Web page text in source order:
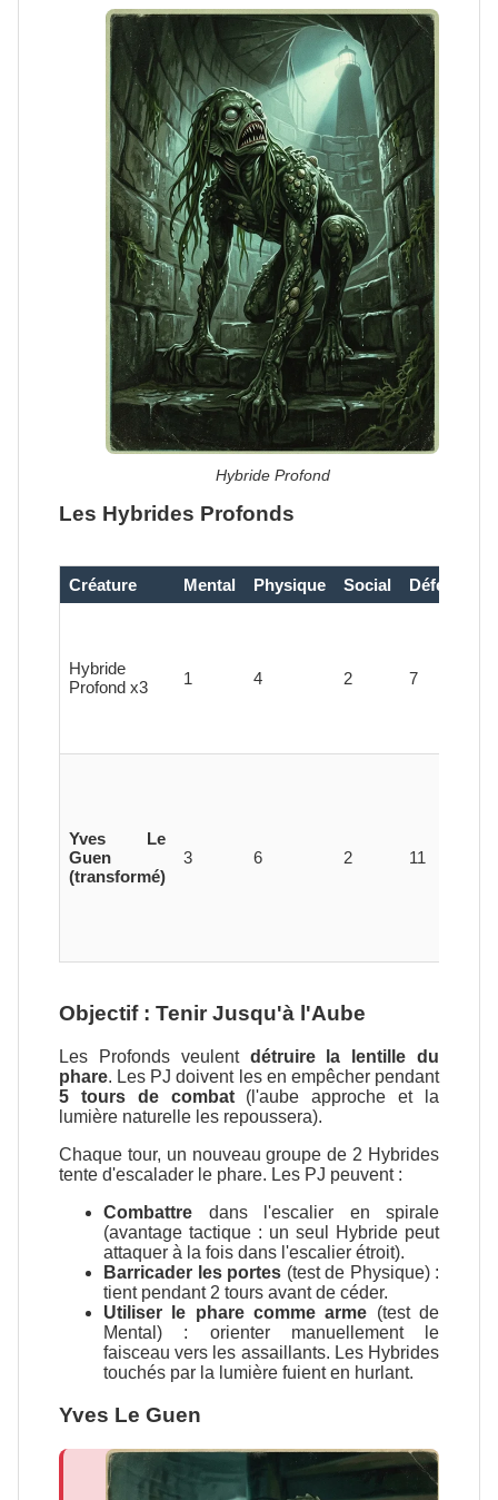
Hybride Profond
Les Hybrides Profonds
Créature Mental Physique Social Défense
Hybride
Profond x3
1 4 2 7
Yves Le
Guen
(transformé)
3 6 2 11
Objectif : Tenir Jusqu'à l'Aube
Les Profonds veulent détruire la lentille du
phare. Les PJ doivent les en empêcher pendant
5 tours de combat(l'aube approche et la
lumière naturelle les repoussera).
Chaque tour, un nouveau groupe de 2 Hybrides
tente d'escalader le phare. Les PJ peuvent :
Combattre dans l'escalier en spirale
(avantage tactique : un seul Hybride peut
attaquer à la fois dans l'escalier étroit).
Barricader les portes (test de Physique) :
tient pendant 2 tours avant de céder.
Utiliser le phare comme arme (test de
Mental) : orienter manuellement le
faisceau vers les assaillants. Les Hybrides
touchés par la lumière fuient en hurlant.
Yves Le Guen